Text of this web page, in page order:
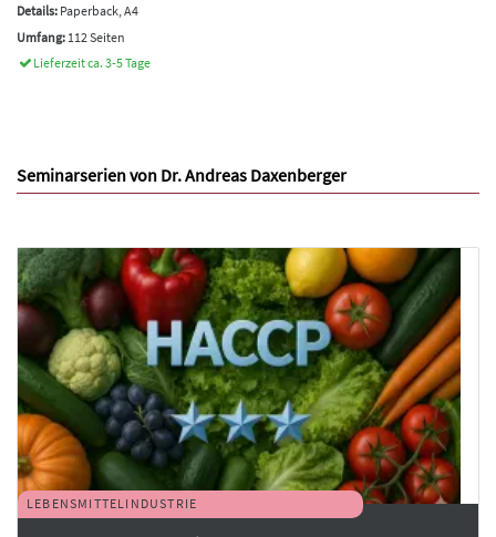
Details: Paperback, A4
Umfang: 112 Seiten
Lieferzeit ca. 3-5 Tage
Seminarserien von Dr. Andreas Daxenberger
LEBENSMITTELINDUSTRIE